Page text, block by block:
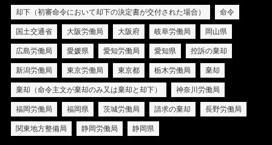
却下（初審命令において却下の決定書が交付された場合） 命令
国土交通省 大阪労働局 大阪府 岐阜労働局 岡山県
広島労働局 愛媛県 愛知労働局 愛知県 控訴の棄却
新潟労働局 東京労働局 東京都 栃木労働局 棄却
棄却（命令主文が棄却のみ又は棄却と却下） 神奈川労働局
福岡労働局 福岡県 茨城労働局 請求の棄却 長野労働局
関東地方整備局 静岡労働局 静岡県